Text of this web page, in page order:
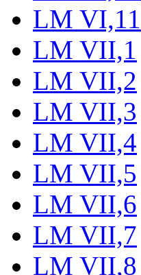
LM VI,11
LM VII,1
LM VII,2
LM VII,3
LM VII,4
LM VII,5
LM VII,6
LM VII,7
LM VII,8